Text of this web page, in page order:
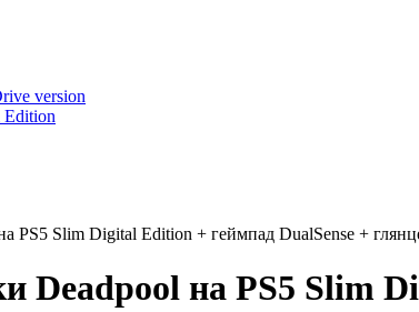
version
Edition
PS5 Slim Digital Edition + геймпад DualSense +
Deadpool на PS5 Slim